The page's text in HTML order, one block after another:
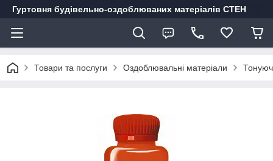
Гуртовня будівельно-оздоблюваних матеріалів СТЕН
Товари та послуги Оздоблювальні матеріали